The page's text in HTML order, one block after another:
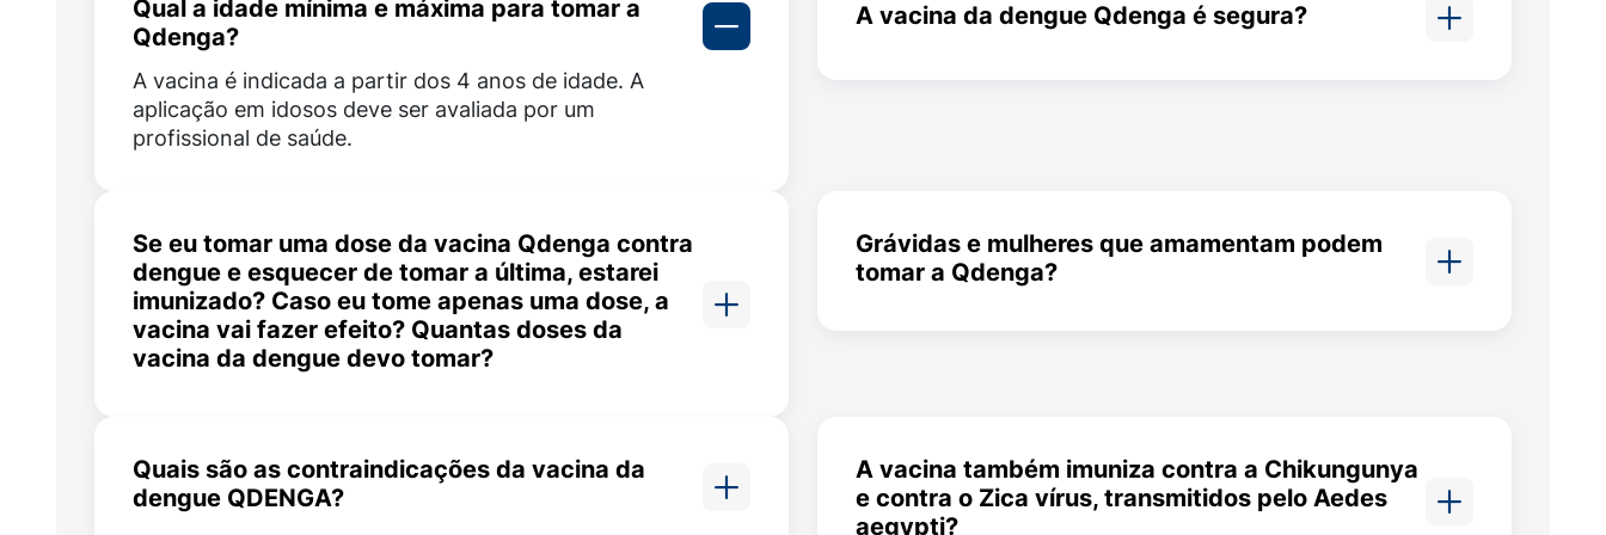
Como qualquer vacina, a Qdenga pode causar reações adversas, que geralmente são leves a moderadas e temporárias.
Reações muito comuns
Dor no local da injeção;
Vermelhidão no local da injeção;
Mal-estar geral e fraqueza;
Infecções do nariz ou garganta;
Diminuição do apetite;
Qual a idade mínima e máxima para tomar a
Qdenga?
A vacina é indicada a partir dos 4 anos de idade. A
aplicação em idosos deve ser avaliada por um
profissional de saúde.
A vacina da dengue Qdenga é segura?
Se eu tomar uma dose da vacina Qdenga contra
dengue e esquecer de tomar a última, estarei
imunizado? Caso eu tome apenas uma dose, a
vacina vai fazer efeito? Quantas doses da
vacina da dengue devo tomar?
meses. A vacina começa a fazer efeito a partir da
primeira dose. No entanto, a eficácia só foi
demonstrada após a aplicação das duas doses.
Grávidas e mulheres que amamentam podem
tomar a Qdenga?
Quais são as contraindicações da vacina da
dengue QDENGA?
A vacina também imuniza contra a Chikungunya
e contra o Zica vírus, transmitidos pelo Aedes
aegypti?